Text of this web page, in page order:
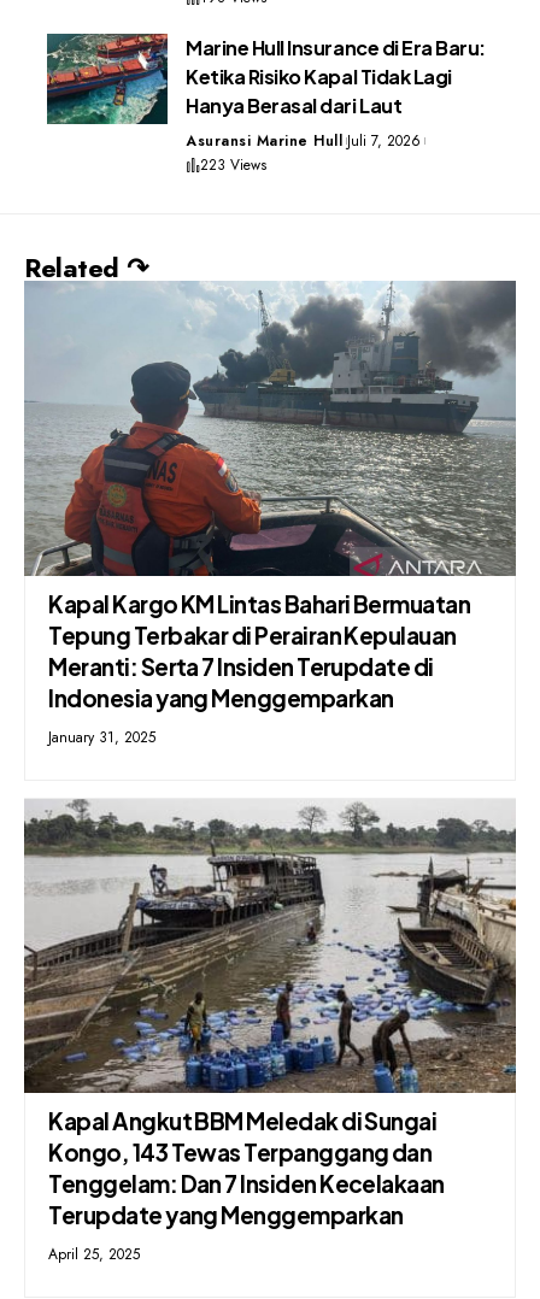
Marine Hull Insurance di Era Baru:
Ketika Risiko Kapal Tidak Lagi
Hanya Berasal dari Laut
Asuransi Marine Hull Juli 7, 2026
223 Views
Related ↷
Kapal Kargo KM Lintas Bahari Bermuatan
Tepung Terbakar di Perairan Kepulauan
Meranti: Serta 7 Insiden Terupdate di
Indonesia yang Menggemparkan
January 31, 2025
Kapal Angkut BBM Meledak di Sungai
Kongo, 143 Tewas Terpanggang dan
Tenggelam: Dan 7 Insiden Kecelakaan
Terupdate yang Menggemparkan
April 25, 2025